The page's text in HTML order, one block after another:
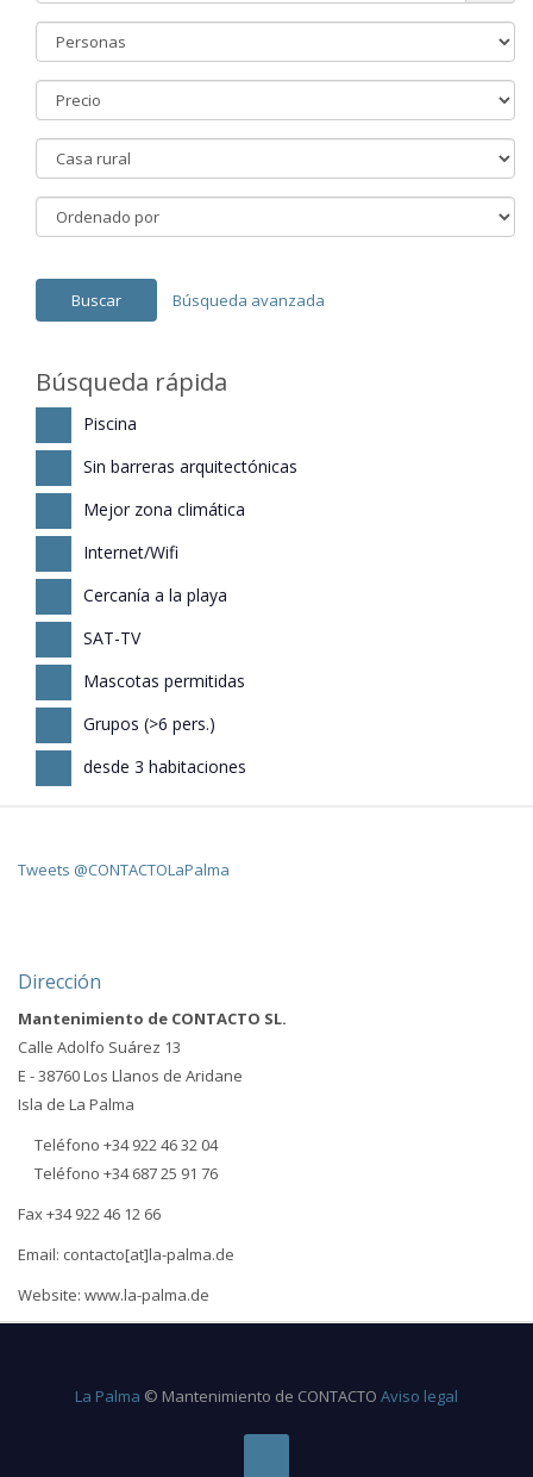
Búsqueda avanzada
Búsqueda rápida
Piscina
Sin barreras arquitectónicas
Mejor zona climática
Internet/Wifi
Cercanía a la playa
SAT-TV
Mascotas permitidas
Grupos (>6 pers.)
desde 3 habitaciones
Tweets @CONTACTOLaPalma
Dirección
Mantenimiento de CONTACTO SL.
Calle Adolfo Suárez 13
E - 38760 Los Llanos de Aridane
Isla de La Palma
Teléfono +34 922 46 32 04
Teléfono +34 687 25 91 76
Fax +34 922 46 12 66
Email: contacto[at]la-palma.de
Website: www.la-palma.de
La Palma © Mantenimiento de CONTACTO Aviso legal